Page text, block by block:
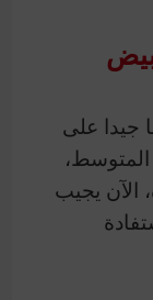
جيدا على
المتوسط،
الآن يجيب